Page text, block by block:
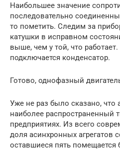
Наибольшее значение
последовательно
то пометить. Следим за
катушки в исправном
выше, чем у той, что работает.
подключается конденсатор.
Готово, однофазный
Уже не раз было сказано, что
наиболее распространенный
предприятиях. Из всего
доля асинхронных агрегатов
оставшиеся пять помещается